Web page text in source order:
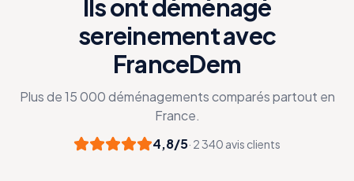
Ils ont déménagé
sereinement avec
FranceDem
Plus de 15 000 déménagements comparés partout en
France.
4,8/5· 2 340 avis clients